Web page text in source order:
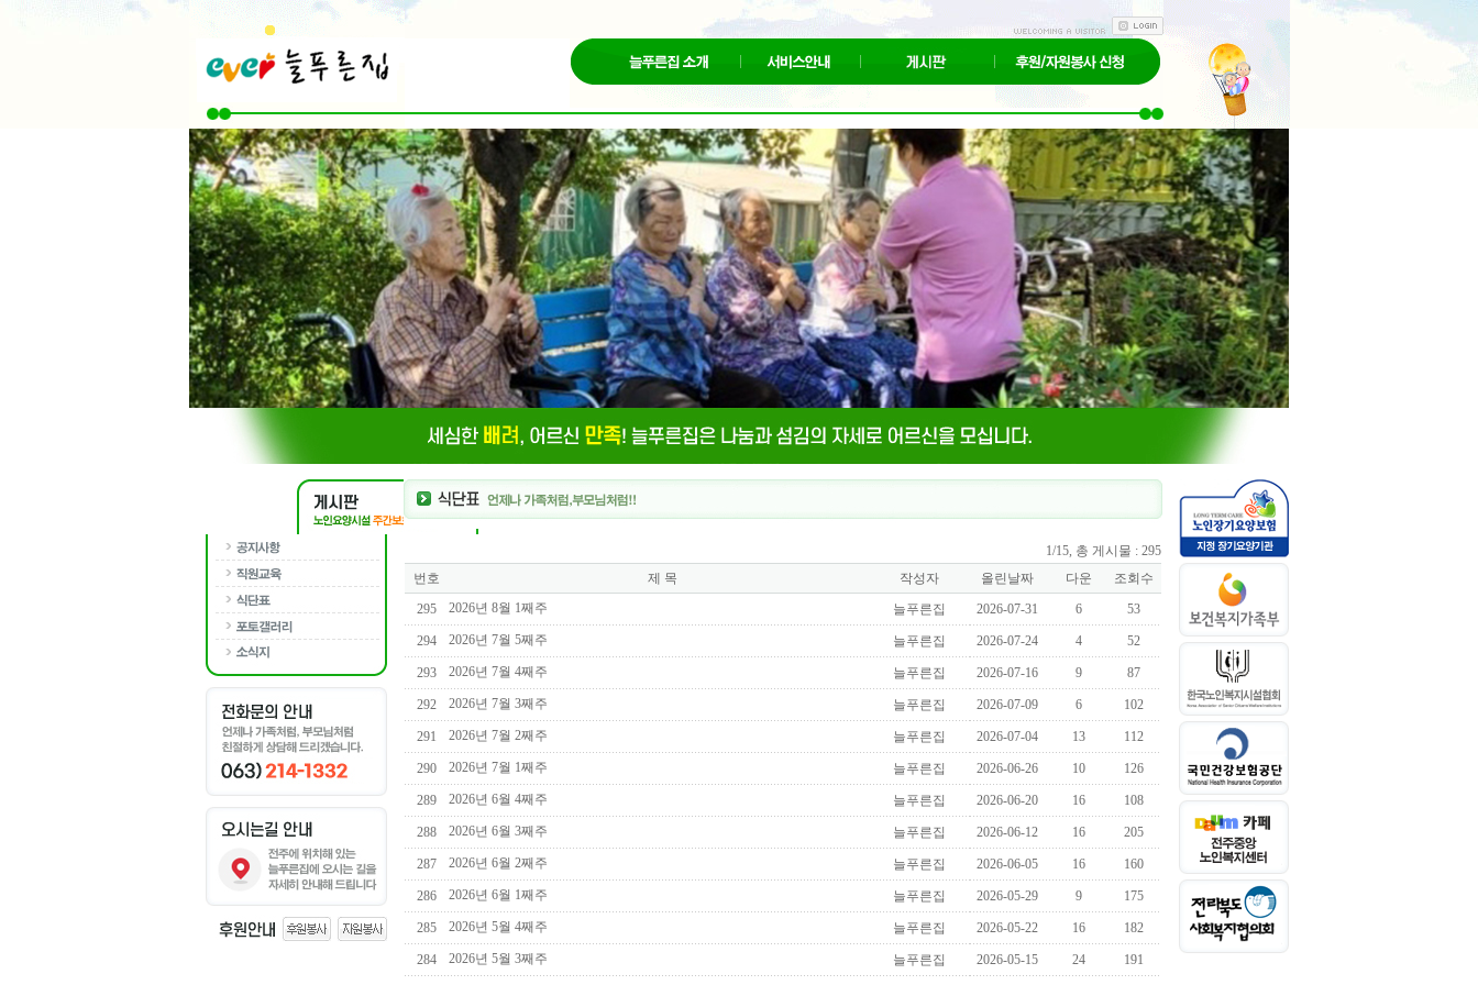
1/15, 총 게시물 : 295
번호
제 목 작성자 올린날짜 다운
조회수
295
2026년 8월 1째주 늘푸른집 2026-07-31 6 53
294 2026년 7월 5째주 늘푸른집 2026-07-24 4 52
293 2026년 7월 4째주 늘푸른집 2026-07-16 9 87
292 2026년 7월 3째주 늘푸른집 2026-07-09 6 102
291 2026년 7월 2째주 늘푸른집 2026-07-04 13 112
290 2026년 7월 1째주 늘푸른집 2026-06-26 10 126
289 2026년 6월 4째주 늘푸른집 2026-06-20 16 108
288 2026년 6월 3째주 늘푸른집 2026-06-12 16 205
287 2026년 6월 2째주 늘푸른집 2026-06-05 16 160
286 2026년 6월 1째주 늘푸른집 2026-05-29 9 175
285 2026년 5월 4째주 늘푸른집 2026-05-22 16 182
284 2026년 5월 3째주 늘푸른집 2026-05-15 24 191